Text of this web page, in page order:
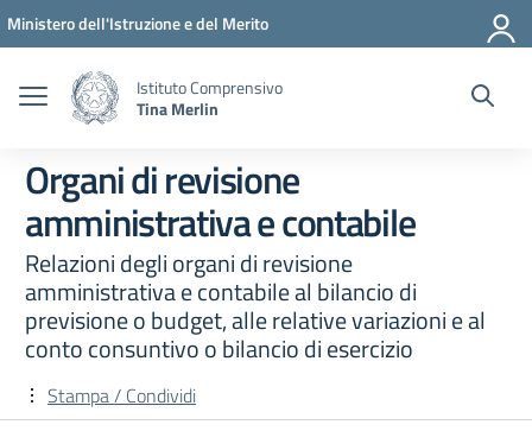
Vai ai contenuti
Vai al menu di navigazione
Vai al footer
Ministero dell'Istruzione e del Merito
Istituto Comprensivo
Tina Merlin
Organi di revisione
amministrativa e contabile
Relazioni degli organi di revisione
amministrativa e contabile al bilancio di
previsione o budget, alle relative variazioni e al
conto consuntivo o bilancio di esercizio
Stampa / Condividi